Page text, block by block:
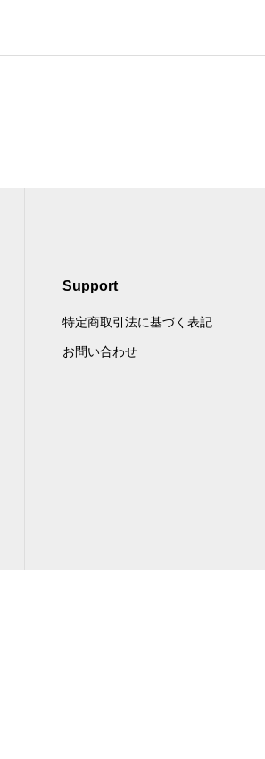
Support
特定商取引法に基づく表記
お問い合わせ